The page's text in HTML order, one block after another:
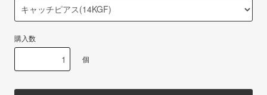
購入数
個